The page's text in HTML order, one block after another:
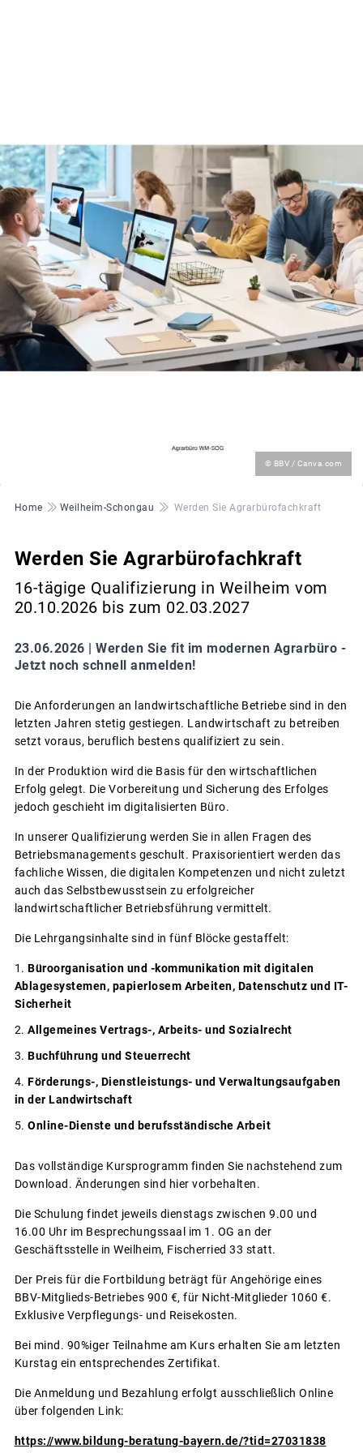
© BBV / Canva.com
Pfadnavigation
Home Weilheim-Schongau Werden Sie Agrarbürofachkraft
Werden Sie Agrarbürofachkraft
16-tägige Qualifizierung in Weilheim vom
20.10.2026 bis zum 02.03.2027
23.06.2026 | Werden Sie fit im modernen Agrarbüro -
Jetzt noch schnell anmelden!
Die Anforderungen an landwirtschaftliche Betriebe sind in den
letzten Jahren stetig gestiegen. Landwirtschaft zu betreiben
setzt voraus, beruflich bestens qualifiziert zu sein.
In der Produktion wird die Basis für den wirtschaftlichen
Erfolg gelegt. Die Vorbereitung und Sicherung des Erfolges
jedoch geschieht im digitalisierten Büro.
In unserer Qualifizierung werden Sie in allen Fragen des
Betriebsmanagements geschult. Praxisorientiert werden das
fachliche Wissen, die digitalen Kompetenzen und nicht zuletzt
auch das Selbstbewusstsein zu erfolgreicher
landwirtschaftlicher Betriebsführung vermittelt.
Die Lehrgangsinhalte sind in fünf Blöcke gestaffelt:
Büroorganisation und -kommunikation mit digitalen
Ablagesystemen, papierlosem Arbeiten, Datenschutz und IT-
Sicherheit
Allgemeines Vertrags-, Arbeits- und Sozialrecht
Buchführung und Steuerrecht
Förderungs-, Dienstleistungs- und Verwaltungsaufgaben
in der Landwirtschaft
Online-Dienste und berufsständische Arbeit
Das vollständige Kursprogramm finden Sie nachstehend zum
Download. Änderungen sind hier vorbehalten.
Die Schulung findet jeweils dienstags zwischen 9.00 und
16.00 Uhr im Besprechungssaal im 1. OG an der
Geschäftsstelle in Weilheim, Fischerried 33 statt.
Der Preis für die Fortbildung beträgt für Angehörige eines
BBV-Mitglieds-Betriebes 900 €, für Nicht-Mitglieder 1060 €.
Exklusive Verpflegungs- und Reisekosten.
Bei mind. 90%iger Teilnahme am Kurs erhalten Sie am letzten
Kurstag ein entsprechendes Zertifikat.
Die Anmeldung und Bezahlung erfolgt ausschließlich Online
über folgenden Link:
https://www.bildung-beratung-bayern.de/?tid=27031838